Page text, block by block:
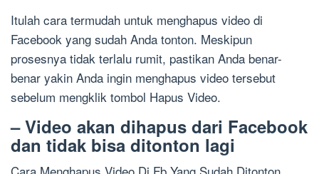
Itulah cara termudah untuk menghapus video di
Facebook yang sudah Anda tonton. Meskipun
prosesnya tidak terlalu rumit, pastikan Anda benar-
benar yakin Anda ingin menghapus video tersebut
sebelum mengklik tombol Hapus Video.
– Video akan dihapus dari Facebook
dan tidak bisa ditonton lagi